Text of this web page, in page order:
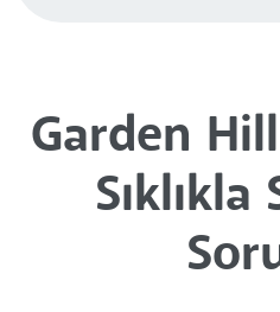
Garden
Sıklıkla